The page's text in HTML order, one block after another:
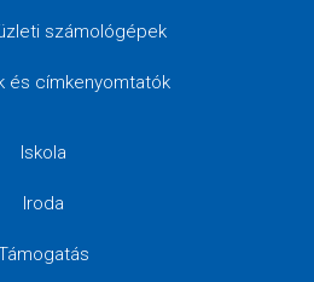
számológépek
és címkenyomtatók
Iskola
Iroda